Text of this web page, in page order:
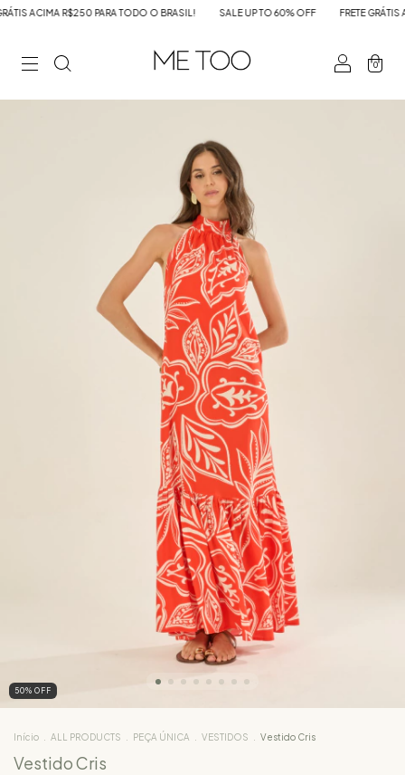
ACIMA R$250 PARA TODO O BRASIL! SALE UP TO 60% OFF FRETE GRÁTIS
0
50% OFF
Início ALL PRODUCTS PEÇA ÚNICA VESTIDOS Vestido Cris
Vestido Cris